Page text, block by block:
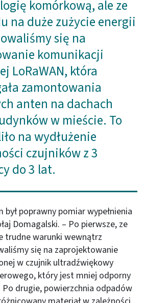
komórkową, ale ze
na duże zużycie energii
się na
komunikacji
LoRaWAN, która
zamontowania
anten na dachach
w mieście. To
na wydłużenie
czujników z 3
do 3 lat.
był poprawny pomiar wypełnienia
Domagalski. – Po pierwsze, ze
trudne warunki wewnątrz
się na zaprojektowanie
w czujnik ultradźwiękowy
który jest mniej odporny
Po drugie, powierzchnia odpadów